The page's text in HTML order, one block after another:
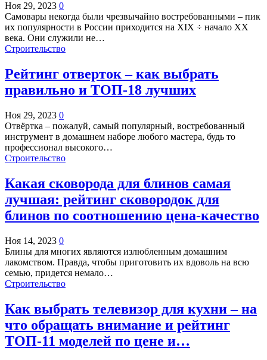
Ноя 29, 2023 0
Самовары некогда были чрезвычайно востребованными – пик
их популярности в России приходится на XIX ÷ начало ХХ
века. Они служили не…
Строительство
Рейтинг отверток – как выбрать
правильно и ТОП-18 лучших
Ноя 29, 2023 0
Отвёртка – пожалуй, самый популярный, востребованный
инструмент в домашнем наборе любого мастера, будь то
профессионал высокого…
Строительство
Какая сковорода для блинов самая
лучшая: рейтинг сковородок для
блинов по соотношению цена-качество
Ноя 14, 2023 0
Блины для многих являются излюбленным домашним
лакомством. Правда, чтобы приготовить их вдоволь на всю
семью, придется немало…
Строительство
Как выбрать телевизор для кухни – на
что обращать внимание и рейтинг
ТОП-11 моделей по цене и…